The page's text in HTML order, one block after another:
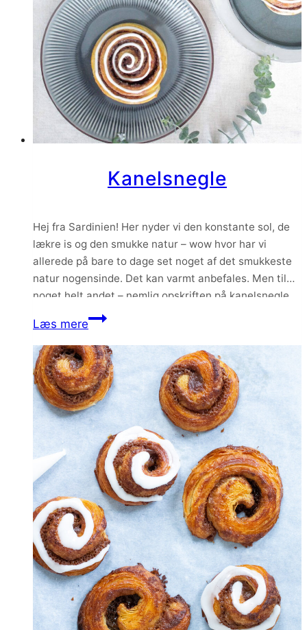
Kanelsnegle
Hej fra Sardinien! Her nyder vi den konstante sol, de
lækre is og den smukke natur – wow hvor har vi
allerede på bare to dage set noget af det smukkeste
natur nogensinde. Det kan varmt anbefales. Men til
noget helt andet – nemlig opskriften på kanelsnegle.
En klassiker som altid er et hit hos…
Læs mereKanelsnegle